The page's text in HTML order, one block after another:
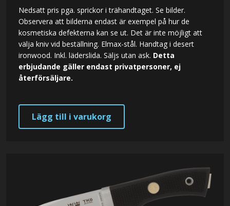
priset
var:
7 797,00 SEK.
priset
är:
5 458,00 SEK.
Nedsatt pris pga. sprickor i trähandtaget. Se bilder.
Observera att bilderna endast är exempel på hur de
kosmetiska defekterna kan se ut. Det är inte möjligt att
välja kniv vid beställning. Elmax-stål. Handtag i desert
ironwood. Inkl. läderslida. Säljs utan ask. Detta
erbjudande gäller endast privatpersoner, ej
återförsäljare.
Lägg till i varukorg